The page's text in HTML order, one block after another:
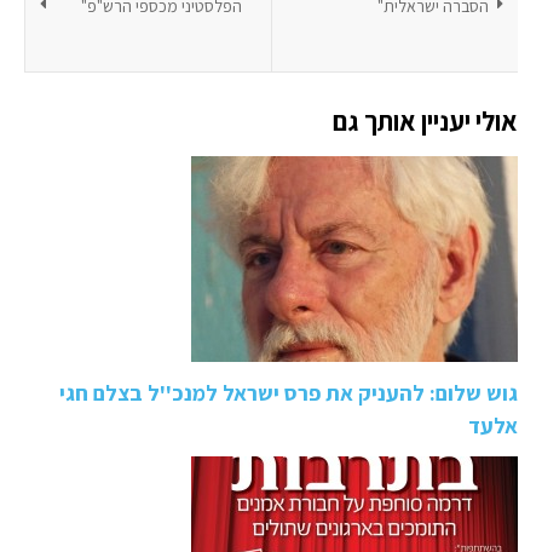
הפלסטיני מכספי הרש"פ" הסברה ישראלית"
אולי יעניין אותך גם
גוש שלום: להעניק את פרס ישראל למנכ''ל בצלם חגי
אלעד